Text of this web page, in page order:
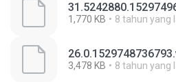
1,770 KB 8 tahun yang
3,478 KB 8 tahun yang